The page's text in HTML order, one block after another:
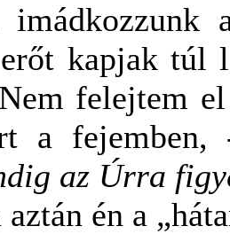
kapjak túl
felejtem
a fejemben,
az Úrra
én a